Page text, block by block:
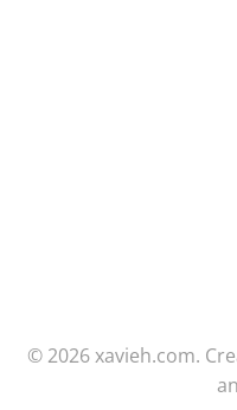
© 2026 xavieh.com.